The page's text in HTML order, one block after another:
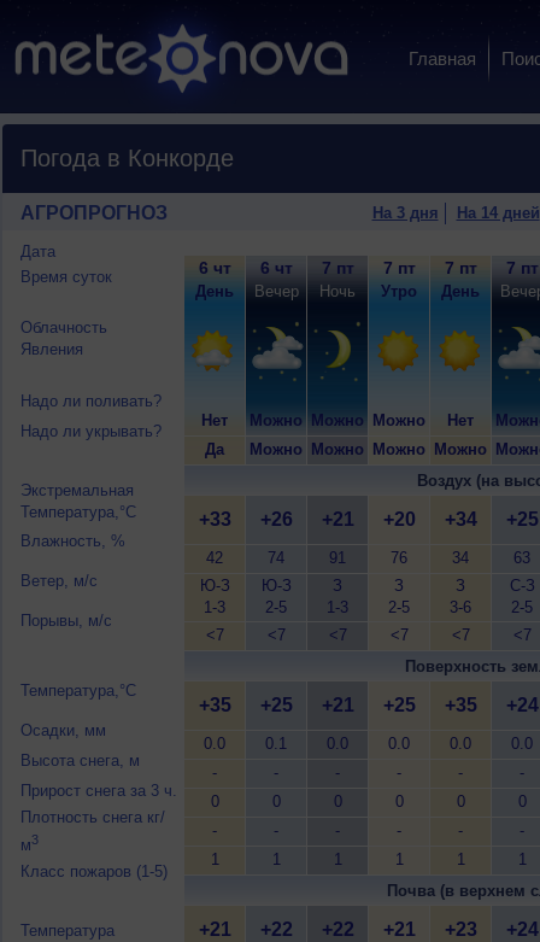
Главная
Погода в Конкорде
АГРОПРОГНОЗ На 3 дня На 14 дней
Дата
Время суток
Облачность
Явления
Надо ли поливать?
Надо ли укрывать?
Экстремальная
Температура,°C
Влажность, %
Ветер, м/с
Порывы, м/с
Температура,°C
Осадки, мм
Высота снега, м
Прирост снега за 3 ч.
Плотность снега кг/
м3
Класс пожаров (1-5)
Температура
6 чт
День
Нет
Да
6 чт
Вечер
Можно
Можно
7 пт
Ночь
Можно
Можно
7 пт
Утро
Можно
Можно
7 пт
День
Нет
Можно
7 пт
Воздух (на
+33
42
Ю-З
1-3
<7
+26
74
Ю-З
2-5
<7
+21
91
З
1-3
<7
+20
76
З
2-5
<7
+34
34
З
3-6
<7
+25
63
С-З
2-5
<7
Поверхность
+35
0.0
-
0
-
1
+25
0.1
-
0
-
1
+21
0.0
-
0
-
1
+25
0.0
-
0
-
1
+35
0.0
-
0
-
1
+24
0.0
-
0
-
1
Почва (в верхнем
+21 +22 +22 +21 +23 +24